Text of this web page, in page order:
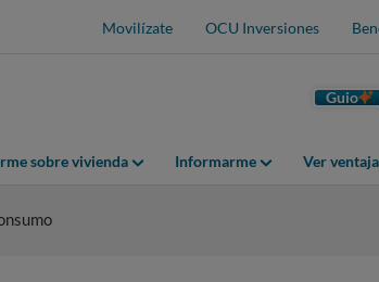
Movilízate OCU Inversiones
Guio
sobre vivienda Informarme Ver